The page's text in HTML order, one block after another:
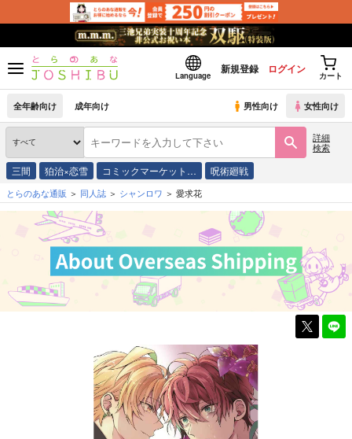
Language
新規登録 ログイン
カート
全年齢向け 成年向け 男性向け 女性向け
詳細
検索
三間 狛治×恋雪 コミックマーケット… 呪術廻戦
とらのあな通販 同人誌 シャンロワ 愛求花